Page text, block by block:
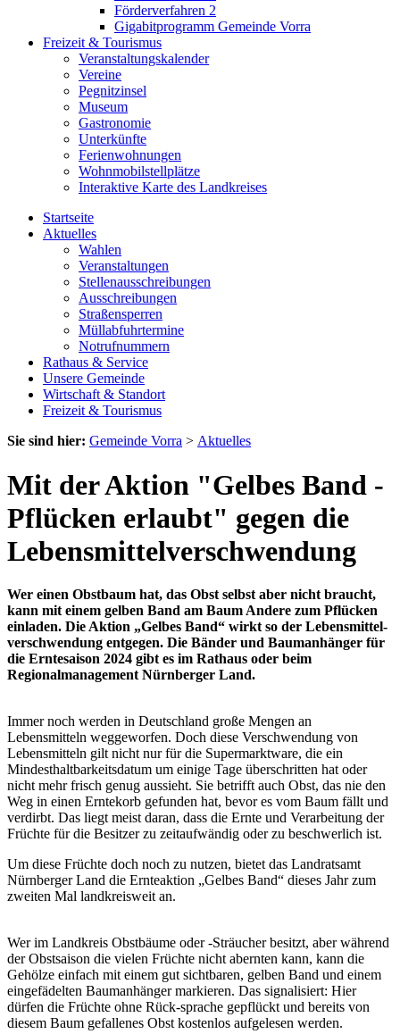
Förderverfahren 2
Gigabitprogramm Gemeinde Vorra
Freizeit & Tourismus
Veranstaltungskalender
Vereine
Pegnitzinsel
Museum
Gastronomie
Unterkünfte
Ferienwohnungen
Wohnmobilstellplätze
Interaktive Karte des Landkreises
Startseite
Aktuelles
Wahlen
Veranstaltungen
Stellenausschreibungen
Ausschreibungen
Straßensperren
Müllabfuhrtermine
Notrufnummern
Rathaus & Service
Unsere Gemeinde
Wirtschaft & Standort
Freizeit & Tourismus
Sie sind hier: Gemeinde Vorra > Aktuelles
Mit der Aktion "Gelbes Band -
Pflücken erlaubt" gegen die
Lebensmittelverschwendung
Wer einen Obstbaum hat, das Obst selbst aber nicht braucht,
kann mit einem gelben Band am Baum Andere zum Pflücken
einladen. Die Aktion „Gelbes Band“ wirkt so der Lebensmittel-
verschwendung entgegen. Die Bänder und Baumanhänger für
die Erntesaison 2024 gibt es im Rathaus oder beim
Regionalmanagement Nürnberger Land.
Immer noch werden in Deutschland große Mengen an
Lebensmitteln weggeworfen. Doch diese Verschwendung von
Lebensmitteln gilt nicht nur für die Supermarktware, die ein
Mindesthaltbarkeitsdatum um einige Tage überschritten hat oder
nicht mehr frisch genug aussieht. Sie betrifft auch Obst, das nie den
Weg in einen Erntekorb gefunden hat, bevor es vom Baum fällt und
verdirbt. Das liegt meist daran, dass die Ernte und Verarbeitung der
Früchte für die Besitzer zu zeitaufwändig oder zu beschwerlich ist.
Um diese Früchte doch noch zu nutzen, bietet das Landratsamt
Nürnberger Land die Ernteaktion „Gelbes Band“ dieses Jahr zum
zweiten Mal landkreisweit an.
Wer im Landkreis Obstbäume oder -Sträucher besitzt, aber während
der Obstsaison die vielen Früchte nicht abernten kann, kann die
Gehölze einfach mit einem gut sichtbaren, gelben Band und einem
eingefädelten Baumanhänger markieren. Das signalisiert: Hier
dürfen die Früchte ohne Rück-sprache gepflückt und bereits von
diesem Baum gefallenes Obst kostenlos aufgelesen werden.